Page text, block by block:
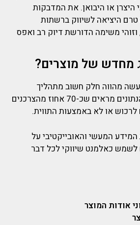
או היבואן. את המדבקות
היציאה לשיווק ברשתות
משימה הדורשת דיוק רב ואפס
מחדש של מוצרים?
מהווה חלק חשוב מתהליך
מראים שכ-70 אחוז
מהצרכנים
או לא באמצעות התווית.
המעשי והאובייקטיבי על
לשמש כאלמנט שיווקי לכל דבר
אודות המוצר